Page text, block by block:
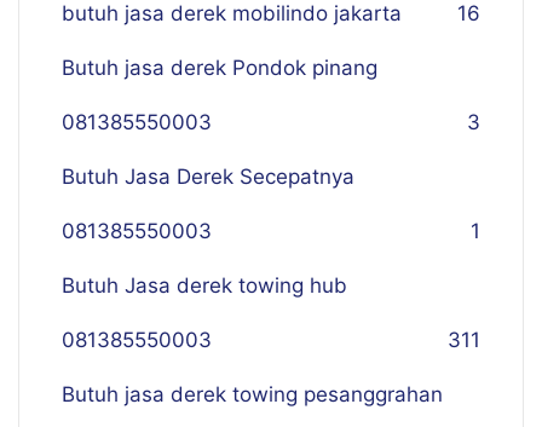
butuh jasa derek mobilindo jakarta 16
Butuh jasa derek Pondok pinang
081385550003 3
Butuh Jasa Derek Secepatnya
081385550003 1
Butuh Jasa derek towing hub
081385550003 311
Butuh jasa derek towing pesanggrahan